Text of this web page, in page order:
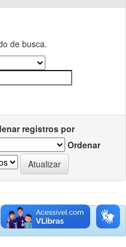
de busca.
registros por
Ordenar